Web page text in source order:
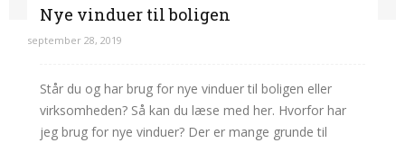
Nye vinduer til boligen
september 28, 2019
Står du og har brug for nye vinduer til boligen eller
virksomheden? Så kan du læse med her. Hvorfor har
jeg brug for nye vinduer? Der er mange grunde til